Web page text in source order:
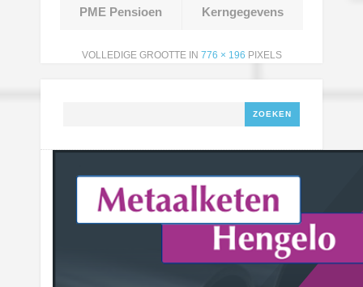
PME Pensioen Kerngegevens
VOLLEDIGE GROOTTE IN 776 × 196 PIXELS